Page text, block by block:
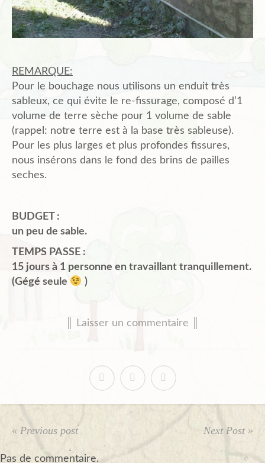
REMARQUE:
Pour le bouchage nous utilisons un enduit très
sableux, ce qui évite le re-fissurage, composé d’1
volume de terre sèche pour 1 volume de sable
(rappel: notre terre est à la base très sableuse).
Pour les plus larges et plus profondes fissures,
nous insérons dans le fond des brins de pailles
seches.
BUDGET :
un peu de sable.
TEMPS PASSE :
15 jours à 1 personne en travaillant tranquillement.
(Gégé seule
)
║ Laisser un commentaire ║
« Previous post Next Post »
Pas de commentaire.